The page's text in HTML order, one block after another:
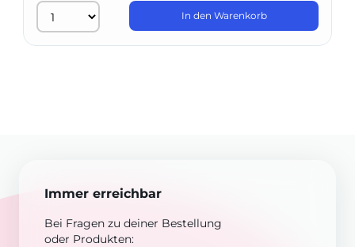
In den Warenkorb
Immer erreichbar
Bei Fragen zu deiner Bestellung
oder Produkten: